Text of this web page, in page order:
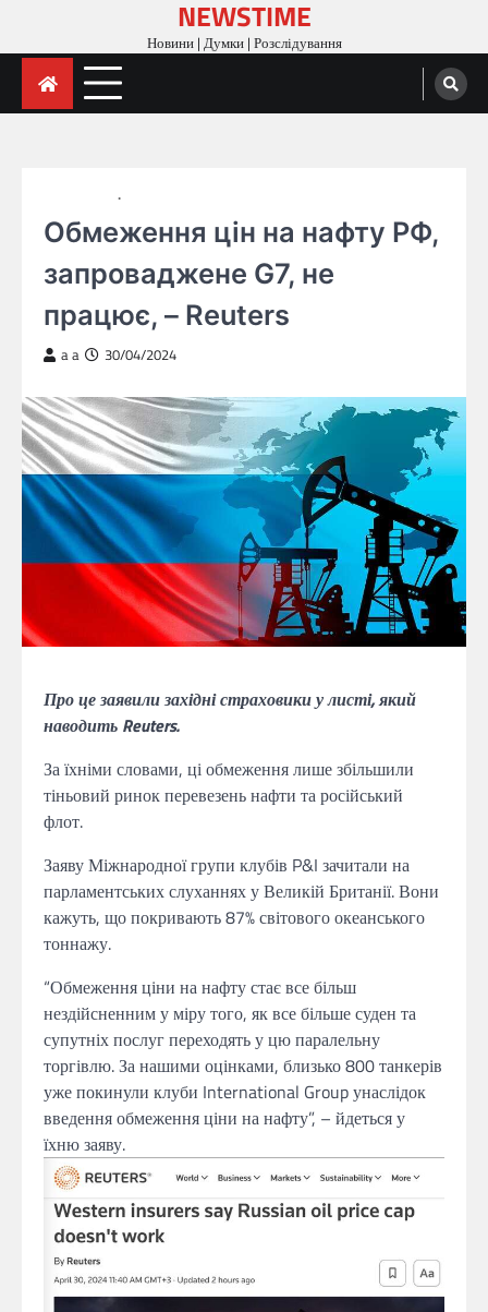
content
NEWSTIME
Новини | Думки | Розслідування
Обмеження цін на нафту РФ,
запроваджене G7, не
працює, – Reuters
a a 30/04/2024
Про це заявили західні страховики у листі, який
наводить Reuters.
За їхніми словами, ці обмеження лише збільшили
тіньовий ринок перевезень нафти та російський
флот.
Заяву Міжнародної групи клубів P&I зачитали на
парламентських слуханнях у Великій Британії. Вони
кажуть, що покривають 87% світового океанського
тоннажу.
“Обмеження ціни на нафту стає все більш
нездійсненним у міру того, як все більше суден та
супутніх послуг переходять у цю паралельну
торгівлю. За нашими оцінками, близько 800 танкерів
уже покинули клуби International Group унаслідок
введення обмеження ціни на нафту”, – йдеться у
їхню заяву.